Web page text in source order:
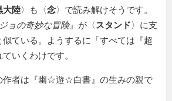
大陸〉も〈念〉で読み解けそうです。
ョの奇妙な冒険』が〈 スタンド〉に支
ている。ようするに「すべては『超
いくわけです。
作者は『幽☆遊☆白書』の生みの親で